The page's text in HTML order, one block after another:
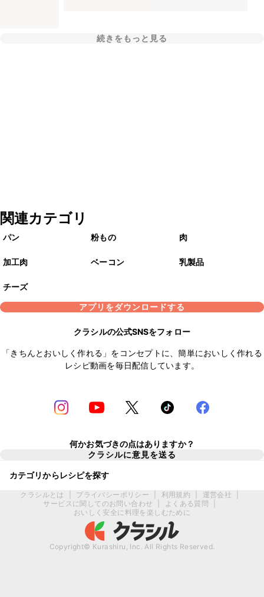
続きをもっと見る
関連カテゴリ
パン 粉もの 肉
加工肉 ベーコン 乳製品
チーズ
アプリをダウンロードする
クラシルの公式SNSをフォロー
「きちんとおいしく作れる」をコンセプトに、簡単においしく作れる
レシピ動画を毎日配信しています。
何かお気づきの点はありますか？
クラシルに意見を送る
カテゴリからレシピを探す
クラシルとは プライバシーポリシー 利用規約 運営会社
サービスに関してのお問い合わせ
よくある質問
おいしく安全に料理を楽しむために
Copyright© Kurashiru, Inc. All Rights Reserved.